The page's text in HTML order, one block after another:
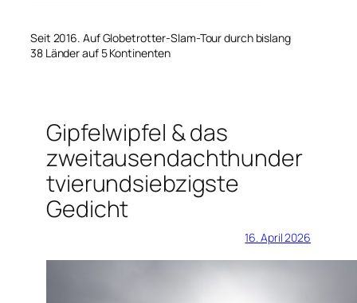
Seit 2016. Auf Globetrotter-Slam-Tour durch bislang
38 Länder auf 5 Kontinenten
Gipfelwipfel & das
zweitausendachthunder
tvierundsiebzigste
Gedicht
16. April 2026